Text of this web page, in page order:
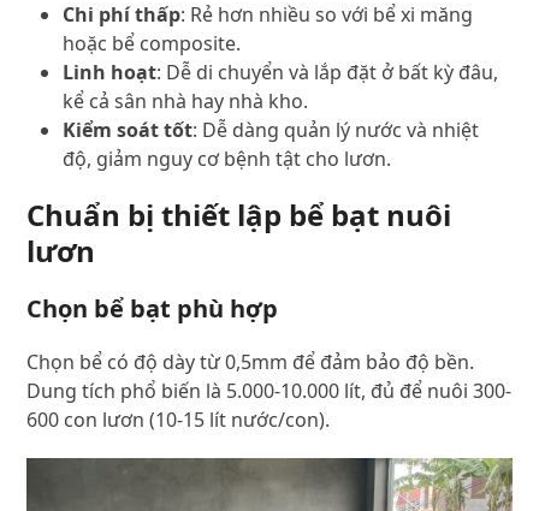
Chi phí thấp: Rẻ hơn nhiều so với bể xi măng
hoặc bể composite.
Linh hoạt: Dễ di chuyển và lắp đặt ở bất kỳ đâu,
kể cả sân nhà hay nhà kho.
Kiểm soát tốt: Dễ dàng quản lý nước và nhiệt
độ, giảm nguy cơ bệnh tật cho lươn.
Chuẩn bị thiết lập bể bạt nuôi
lươn
Chọn bể bạt phù hợp
Chọn bể có độ dày từ 0,5mm để đảm bảo độ bền.
Dung tích phổ biến là 5.000-10.000 lít, đủ để nuôi 300-
600 con lươn (10-15 lít nước/con).